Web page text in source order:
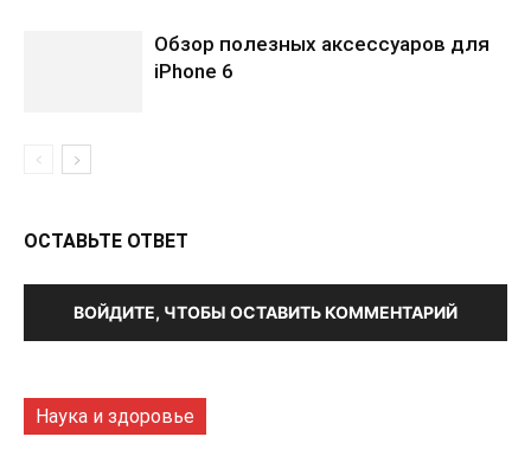
Обзор полезных аксессуаров для
iPhone 6
ОСТАВЬТЕ ОТВЕТ
ВОЙДИТЕ, ЧТОБЫ ОСТАВИТЬ КОММЕНТАРИЙ
Наука и здоровье